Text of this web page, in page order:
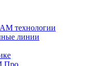
технологии
линии
Про